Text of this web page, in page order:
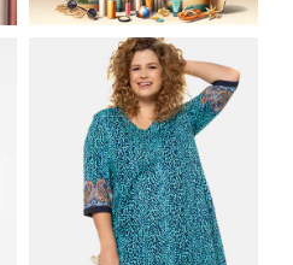
PLAŻOWA: STROJE
KĄPIELOWE I
AKCESORIA, KTÓRE
MUSISZ MIEĆ